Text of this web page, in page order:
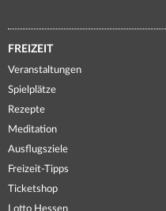
FREIZEIT
Veranstaltungen
Spielplätze
Rezepte
Meditation
Ausflugsziele
Freizeit-Tipps
Ticketshop
Lotto Hessen